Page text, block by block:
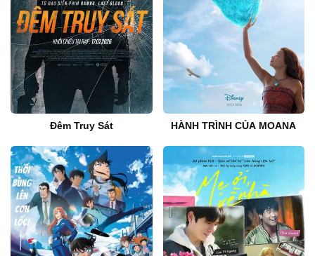
Đêm Truy Sát HÀNH TRÌNH CỦA MOANA